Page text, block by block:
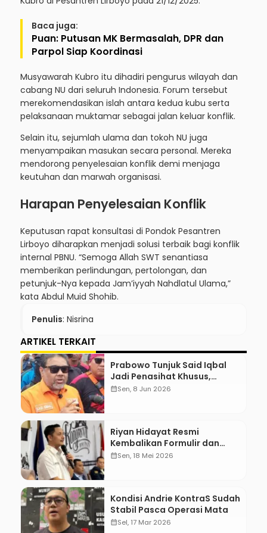
Baca juga:
Puan: Putusan MK Bermasalah, DPR dan
Parpol Siap Koordinasi
Musyawarah Kubro itu dihadiri pengurus wilayah dan
cabang NU dari seluruh Indonesia. Forum tersebut
merekomendasikan islah antara kedua kubu serta
pelaksanaan muktamar sebagai jalan keluar konflik.
Selain itu, sejumlah ulama dan tokoh NU juga
menyampaikan masukan secara personal. Mereka
mendorong penyelesaian konflik demi menjaga
keutuhan dan marwah organisasi.
Harapan Penyelesaian Konflik
Keputusan rapat konsultasi di Pondok Pesantren
Lirboyo diharapkan menjadi solusi terbaik bagi konflik
internal PBNU. “Semoga Allah SWT senantiasa
memberikan perlindungan, pertolongan, dan
petunjuk-Nya kepada Jam’iyyah Nahdlatul Ulama,”
kata Abdul Muid Shohib.
Penulis: Nisrina
ARTIKEL TERKAIT
Prabowo Tunjuk Said Iqbal
Jadi Penasihat Khusus,
Mengapa?
calendar_monthSen, 8 Jun 2026
Riyan Hidayat Resmi
Kembalikan Formulir dan
Berkas Pencalonan Ketua
calendar_monthSen, 18 Mei 2026
Kondisi Andrie KontraS Sudah
Stabil Pasca Operasi Mata
calendar_monthSel, 17 Mar 2026